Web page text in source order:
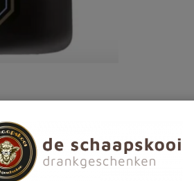
en koffie-essence.
over je dessert.